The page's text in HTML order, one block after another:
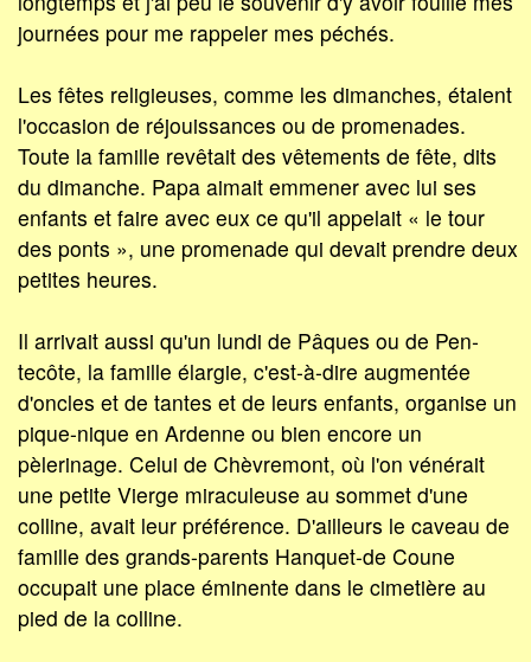
journées pour me rappeler mes péchés.
Les fêtes religieuses, comme les dimanches, étaient
l'occasion de réjouissances ou de promenades.
Toute la famille revêtait des vêtements de fête, dits
du dimanche. Papa aimait emmener avec lui ses
enfants et faire avec eux ce qu'il appelait « le tour
des ponts », une promenade qui devait prendre deux
petites heures.
Il arrivait aussi qu'un lundi de Pâques ou de Pen­
tecôte, la famille élargie, c'est-à-dire augmentée
d'oncles et de tantes et de leurs enfants, organise un
pique-nique en Ardenne ou bien encore un
pèlerinage. Celui de Chèvremont, où l'on vénérait
une petite Vierge miraculeuse au sommet d'une
colline, avait leur préférence. D'ailleurs le caveau de
famille des grands-parents Hanquet-de Coune
occupait une place éminente dans le cimetière au
pied de la colline.